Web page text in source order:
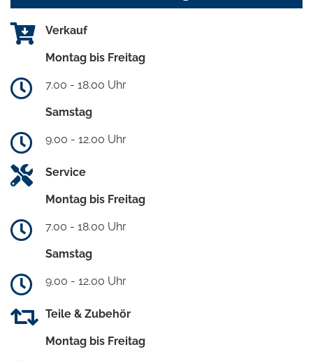
Verkauf
Montag bis Freitag
7.00 - 18.00 Uhr
Samstag
9.00 - 12.00 Uhr
Service
Montag bis Freitag
7.00 - 18.00 Uhr
Samstag
9.00 - 12.00 Uhr
Teile & Zubehör
Montag bis Freitag